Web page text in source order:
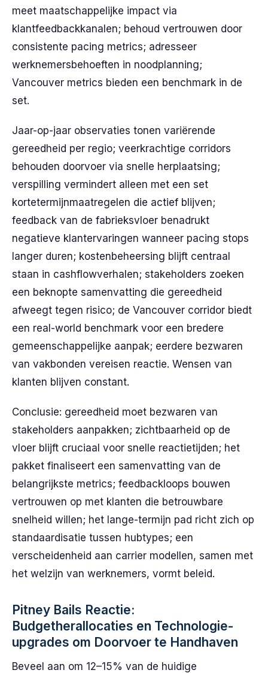
meet maatschappelijke impact via
klantfeedbackkanalen; behoud vertrouwen door
consistente pacing metrics; adresseer
werknemersbehoeften in noodplanning;
Vancouver metrics bieden een benchmark in de
set.
Jaar-op-jaar observaties tonen variërende
gereedheid per regio; veerkrachtige corridors
behouden doorvoer via snelle herplaatsing;
verspilling vermindert alleen met een set
kortetermijnmaatregelen die actief blijven;
feedback van de fabrieksvloer benadrukt
negatieve klantervaringen wanneer pacing stops
langer duren; kostenbeheersing blijft centraal
staan in cashflowverhalen; stakeholders zoeken
een beknopte samenvatting die gereedheid
afweegt tegen risico; de Vancouver corridor biedt
een real-world benchmark voor een bredere
gemeenschappelijke aanpak; eerdere bezwaren
van vakbonden vereisen reactie. Wensen van
klanten blijven constant.
Conclusie: gereedheid moet bezwaren van
stakeholders aanpakken; zichtbaarheid op de
vloer blijft cruciaal voor snelle reactietijden; het
pakket finaliseert een samenvatting van de
belangrijkste metrics; feedbackloops bouwen
vertrouwen op met klanten die betrouwbare
snelheid willen; het lange-termijn pad richt zich op
standaardisatie tussen hubtypes; een
verscheidenheid aan carrier modellen, samen met
het welzijn van werknemers, vormt beleid.
Pitney Bails Reactie:
Budgetherallocaties en Technologie-
upgrades om Doorvoer te Handhaven
Beveel aan om 12–15% van de huidige